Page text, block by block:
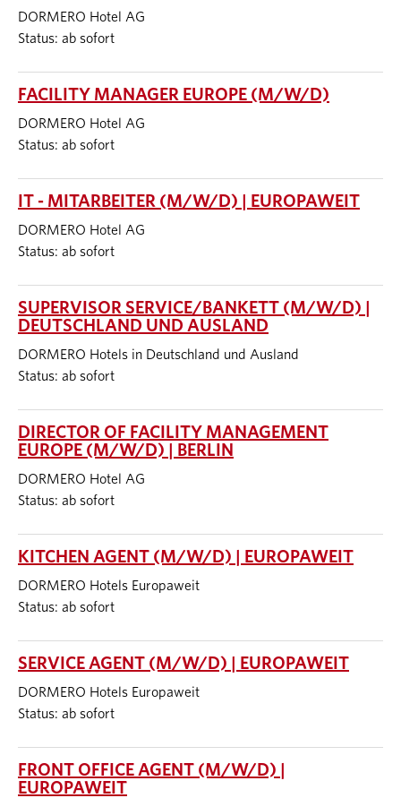
DORMERO Hotel AG
Status: ab sofort
FACILITY MANAGER EUROPE (M/W/D)
DORMERO Hotel AG
Status: ab sofort
IT - MITARBEITER (M/W/D) | EUROPAWEIT
DORMERO Hotel AG
Status: ab sofort
SUPERVISOR SERVICE/BANKETT (M/W/D) |
DEUTSCHLAND UND AUSLAND
DORMERO Hotels in Deutschland und Ausland
Status: ab sofort
DIRECTOR OF FACILITY MANAGEMENT
EUROPE (M/W/D) | BERLIN
DORMERO Hotel AG
Status: ab sofort
KITCHEN AGENT (M/W/D) | EUROPAWEIT
DORMERO Hotels Europaweit
Status: ab sofort
SERVICE AGENT (M/W/D) | EUROPAWEIT
DORMERO Hotels Europaweit
Status: ab sofort
FRONT OFFICE AGENT (M/W/D) |
EUROPAWEIT